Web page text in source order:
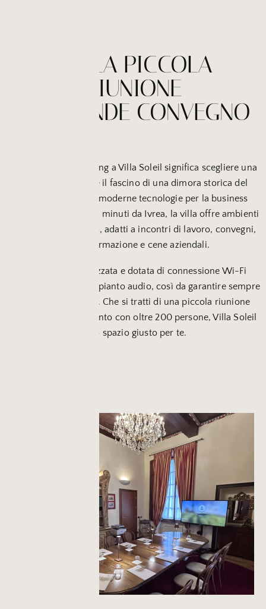
DALLA PICCOLA
RIUNIONE
AL GRANDE CONVEGNO
Organizzare un meeting a Villa Soleil significa scegliere una
location che unisce il fascino di una dimora storica del
Settecento alle più moderne tecnologie per la business
hospitality. A soli dieci minuti da Ivrea, la villa offre ambienti
versatili e di prestigio, adatti a incontri di lavoro, convegni,
corsi di formazione e cene aziendali.
Ogni sala è climatizzata e dotata di connessione Wi-Fi
veloce, proiettori e impianto audio, così da garantire sempre
il massimo comfort. Che si tratti di una piccola riunione
strategica o di un evento con oltre 200 persone, Villa Soleil
ha lo spazio giusto per te.